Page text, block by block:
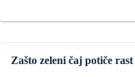
Zašto zeleni čaj potiče rast